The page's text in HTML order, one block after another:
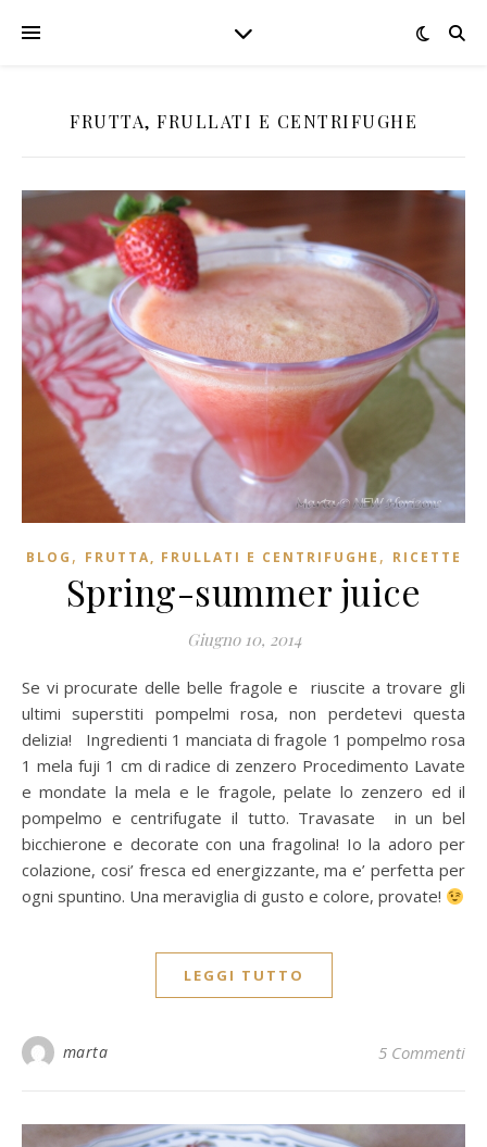
FRUTTA, FRULLATI E CENTRIFUGHE
BLOG , FRUTTA, FRULLATI E CENTRIFUGHE , RICETTE
Spring-summer juice
Giugno 10, 2014
Se vi procurate delle belle fragole e riuscite a trovare gli
ultimi superstiti pompelmi rosa, non perdetevi questa
delizia! Ingredienti 1 manciata di fragole 1 pompelmo rosa
1 mela fuji 1 cm di radice di zenzero Procedimento Lavate
e mondate la mela e le fragole, pelate lo zenzero ed il
pompelmo e centrifugate il tutto. Travasate in un bel
bicchierone e decorate con una fragolina! Io la adoro per
colazione, cosi’ fresca ed energizzante, ma e’ perfetta per
ogni spuntino. Una meraviglia di gusto e colore, provate!
LEGGI TUTTO
marta 5 Commenti